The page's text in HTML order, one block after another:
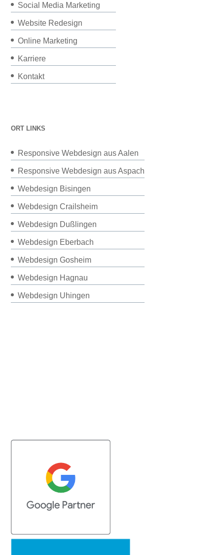
Social Media Marketing
Website Redesign
Online Marketing
Karriere
Kontakt
ORT LINKS
Responsive Webdesign aus Aalen
Responsive Webdesign aus Aspach
Webdesign Bisingen
Webdesign Crailsheim
Webdesign Dußlingen
Webdesign Eberbach
Webdesign Gosheim
Webdesign Hagnau
Webdesign Uhingen